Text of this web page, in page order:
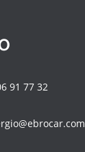
91 77 32